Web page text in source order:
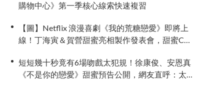
購物中心》第一季核心線索快速複習
【圖】Netflix 浪漫喜劇《我的荒糖戀愛》即將上
線！丁海寅＆賀營甜蜜亮相製作發表會，甜蜜CP
短短幾十秒竟有6場吻戲太犯規！徐康俊、安恩真
《不是你的戀愛》甜蜜預告公開，網友直呼：太